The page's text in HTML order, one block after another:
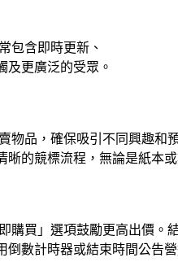
包含即時更新、
及更廣泛的受眾。
物品，確保吸引不同興趣和
的競標流程，無論是紙本或
買」選項鼓勵更高出價。
數計時器或結束時間公告營